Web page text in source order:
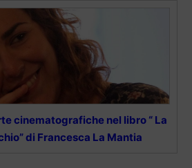
cinematografiche nel libro “ La
di Francesca La Mantia